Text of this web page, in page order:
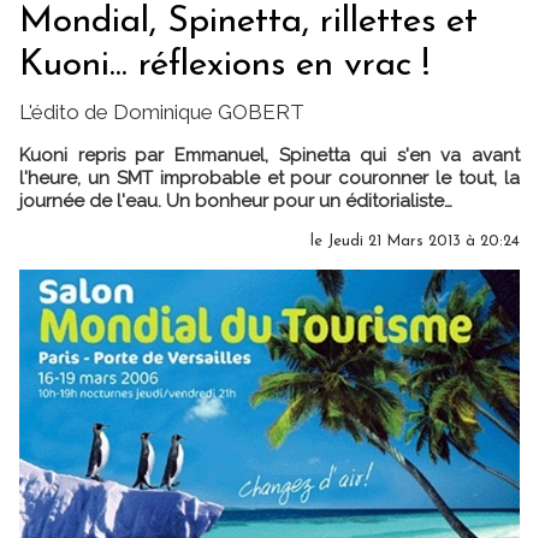
Mondial, Spinetta, rillettes et
Kuoni... réflexions en vrac !
L'édito de Dominique GOBERT
Kuoni repris par Emmanuel, Spinetta qui s'en va avant
l'heure, un SMT improbable et pour couronner le tout, la
journée de l'eau. Un bonheur pour un éditorialiste…
le Jeudi 21 Mars 2013 à 20:24